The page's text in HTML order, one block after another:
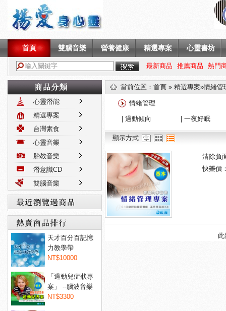
首頁 雙腦音樂 營養健康 精選專案 心靈書坊
最新商品 推薦商品 熱門
心靈潛能
精選專案
台灣素食
心靈音樂
胎教音樂
潛意識CD
雙腦音樂
天才百分百記憶
力教學帶
NT$10000
「過動兒症狀專
案」 --腦波音樂
讓過...
NT$3300
當前位置 ： 首頁 » 精選專案»情緒管
情緒管理
過動傾向 一夜好眠
顯示方式
清除負
快樂價
此